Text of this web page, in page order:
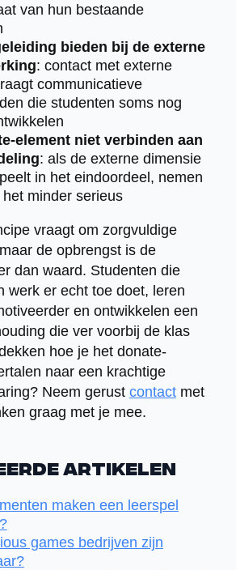
van hun bestaande
bieden bij de externe
: contact met externe
communicatieve
die studenten soms nog
element niet verbinden aan
: als de externe dimensie
in het eindoordeel, nemen
minder serieus
vraagt om zorgvuldige
de opbrengst is de
dan waard. Studenten die
werk er echt toe doet, leren
en ontwikkelen een
die ver voorbij de klas
hoe je het donate-
naar een krachtige
Neem gerust contactmet
graag met je mee.
artikelen
maken een leerspel
games bedrijven zijn